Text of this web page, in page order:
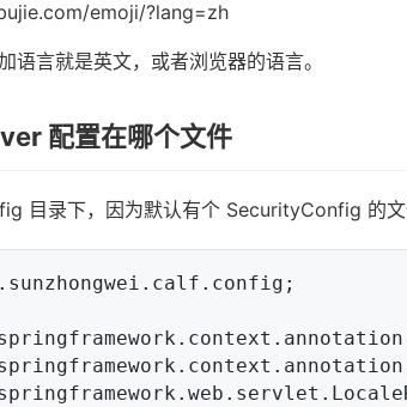
emoji/?lang=zh
语言就是英文，或者浏览器的语言。
配置在哪个文件
目录下，因为默认有个 SecurityConfig 的文